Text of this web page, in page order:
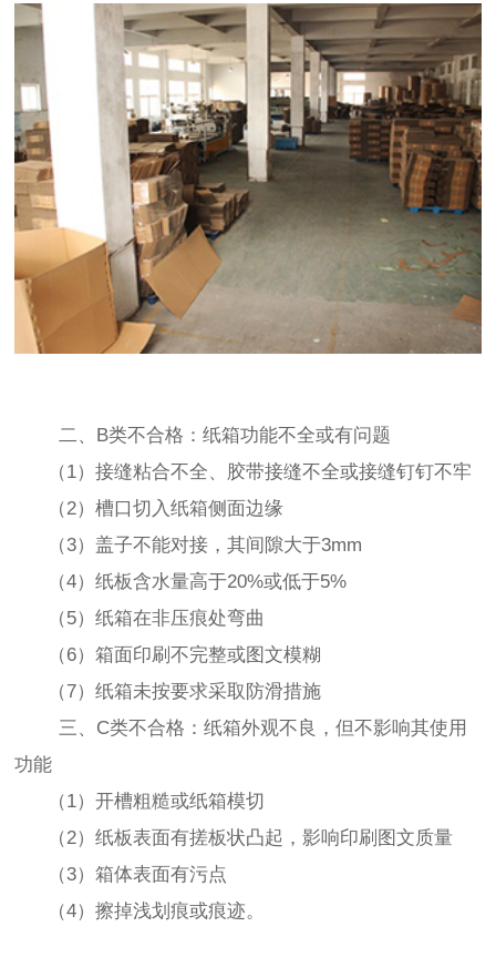
二、B类不合格：纸箱功能不全或有问题
（1）接缝粘合不全、胶带接缝不全或接缝钉钉不牢
（2）槽口切入纸箱侧面边缘
（3）盖子不能对接，其间隙大于3mm
（4）纸板含水量高于20%或低于5%
（5）纸箱在非压痕处弯曲
（6）箱面印刷不完整或图文模糊
（7）纸箱未按要求采取防滑措施
三、C类不合格：纸箱外观不良，但不影响其使用
功能
（1）开槽粗糙或纸箱模切
（2）纸板表面有搓板状凸起，影响印刷图文质量
（3）箱体表面有污点
（4）擦掉浅划痕或痕迹。